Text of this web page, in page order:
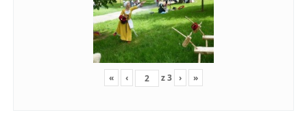
« ‹ z3 › »